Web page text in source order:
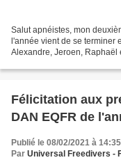
Salut apnéistes, mon
l'année vient de se terminer
Alexandre, Jeroen, Raphaël
Félicitation aux
DAN EQFR de
Publié le 08/02/2021 à 14:35
Par Universal Freedivers -